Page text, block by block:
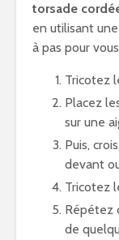
torsade
en utilisant
à pas pour
Tricotez
Placez
sur une
Puis,
devant
Tricotez
Répétez
de